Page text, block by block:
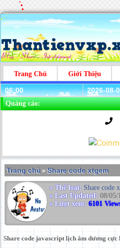
Trang Chủ Giới Thiệu
06:00 2026-08-
Quảng cáo:
Trang chủ >Share code xtgem
» Thể loại: Share code
» Last Updated: 08/05/
» Lượt xem: 6101
Share code javascript lịch âm dương cực